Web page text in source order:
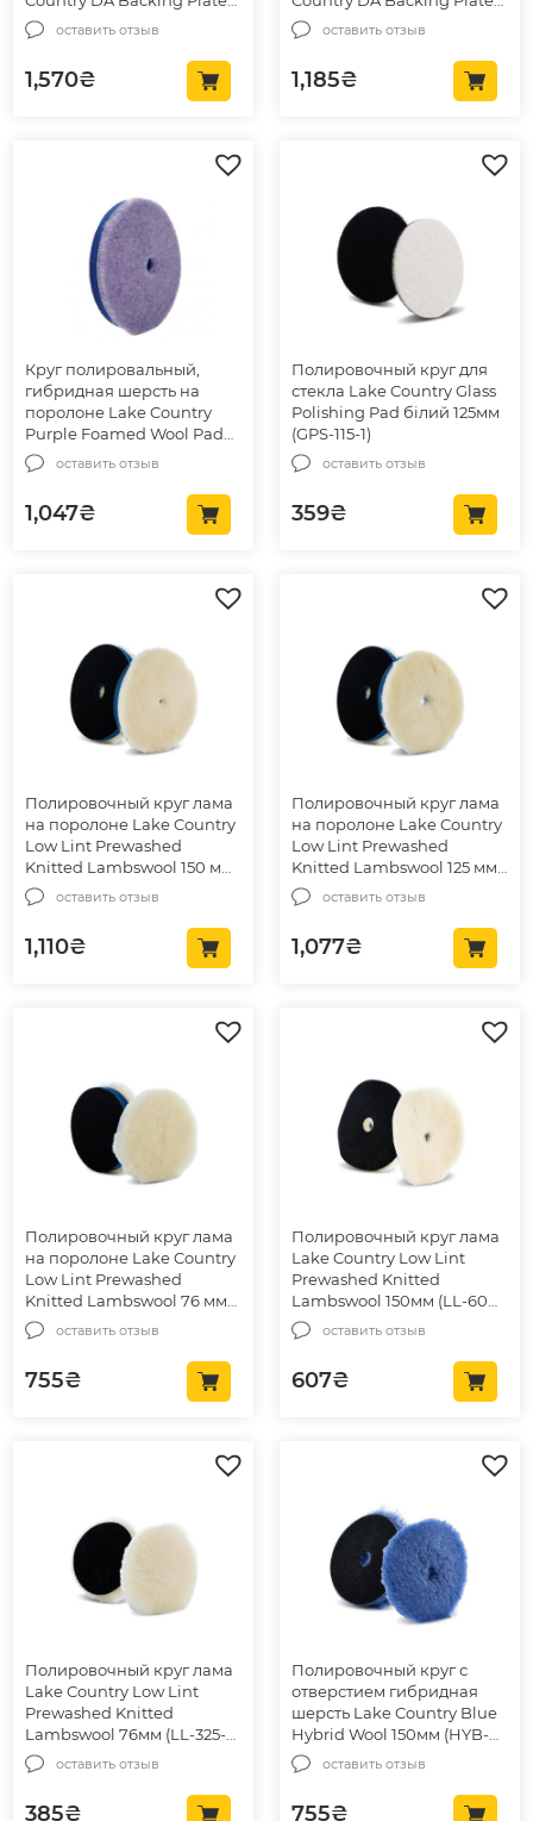
Yellow Urethane 148мм (43-
148DAR)
оставить отзыв
1,570₴
Yellow Urethane 85мм (43-
085DA)
оставить отзыв
1,185₴
Круг полировальный,
гибридная шерсть на
поролоне Lake Country
Purple Foamed Wool Pad
125мм (HD-9550-WH)
оставить отзыв
1,047₴
Полировочный круг для
стекла Lake Country Glass
Polishing Pad білий 125мм
(GPS-115-1)
оставить отзыв
359₴
Полировочный круг лама
на поролоне Lake Country
Low Lint Prewashed
Knitted Lambswool 150 мм
(LL-92600)
оставить отзыв
1,110₴
Полировочный круг лама
на поролоне Lake Country
Low Lint Prewashed
Knitted Lambswool 125 мм
(LL-92525)
оставить отзыв
1,077₴
Полировочный круг лама
на поролоне Lake Country
Low Lint Prewashed
Knitted Lambswool 76 мм
(LL-92325)
оставить отзыв
755₴
Полировочный круг лама
Lake Country Low Lint
Prewashed Knitted
Lambswool 150мм (LL-600-
EC)
оставить отзыв
607₴
Полировочный круг лама
Lake Country Low Lint
Prewashed Knitted
Lambswool 76мм (LL-325-
EC)
оставить отзыв
385₴
Полировочный круг с
отверстием гибридная
шерсть Lake Country Blue
Hybrid Wool 150мм (HYB-
159)
оставить отзыв
755₴